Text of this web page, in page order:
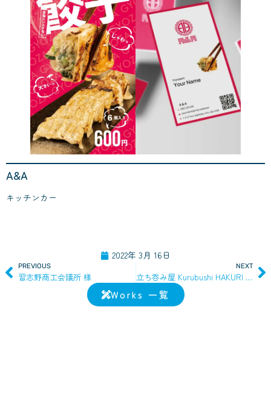
A&A
キッチンカー
2022年 3月 16日
PREVIOUS
習志野商工会議所 様
NEXT
立ち呑み屋 Kurubushi HAKURI 様
Works 一覧